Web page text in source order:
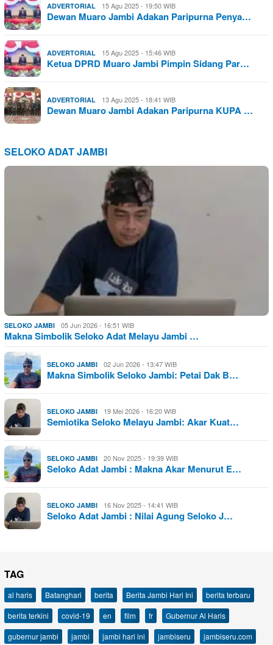
ADVERTORIAL 15 Agu 2025 - 19:50 WIB
Dewan Muaro Jambi Adakan Paripurna Penya…
ADVERTORIAL 15 Agu 2025 - 15:46 WIB
Ketua DPRD Muaro Jambi Pimpin Sidang Par…
ADVERTORIAL 13 Agu 2025 - 18:41 WIB
Dewan Muaro Jambi Adakan Paripurna KUPA …
SELOKO ADAT JAMBI
SELOKO JAMBI 05 Jun 2026 - 16:51 WIB
Makna Simbolik Seloko Adat Melayu Jambi …
SELOKO JAMBI 02 Jun 2026 - 13:47 WIB
Makna Simbolik Seloko Jambi: Petai Dak B…
SELOKO JAMBI 19 Mei 2026 - 16:20 WIB
Semiotika Seloko Melayu Jambi: Akar Kuat…
SELOKO JAMBI 20 Nov 2025 - 19:39 WIB
Seloko Adat Jambi : Makna Akar Menurut E…
SELOKO JAMBI 16 Nov 2025 - 14:41 WIB
Seloko Adat Jambi : Nilai Agung Seloko J…
TAG
al haris Batanghari berita Berita Jambi Hari Ini
berita terbaru
berita terkini
covid-19 en film fr
Gubernur Al Haris
gubernur jambi
jambi jambi hari ini jambiseru
jambiseru.com